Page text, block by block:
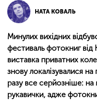
НАТА КОВАЛЬ
Минулих вихідних
фестиваль фотокниг
виставка приватних
знову локалізувалися
разу все серйозніше: на
рукавички, адже